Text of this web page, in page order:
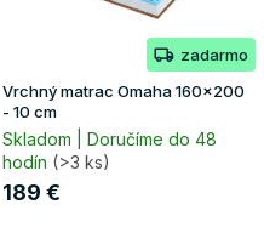
zadarmo
Vrchný matrac Omaha 160x200
- 10 cm
Skladom | Doručíme do 48
hodín (>3 ks)
189 €